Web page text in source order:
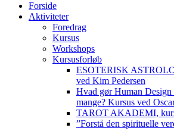
Forside
Aktiviteter
Foredrag
Kursus
Workshops
Kursusforløb
ESOTERISK
ved Kim Pedersen
Hvad gør Human Design
mange? Kursus ved
TAROT AKADEMI,
”Forstå den spirituelle